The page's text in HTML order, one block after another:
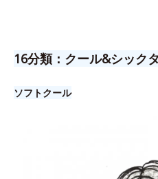
16分類：クール&シック
ソフトクール